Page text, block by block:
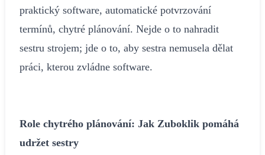
praktický software, automatické potvrzování
termínů, chytré plánování. Nejde o to nahradit
sestru strojem; jde o to, aby sestra nemusela dělat
práci, kterou zvládne software.
Role chytrého plánování: Jak Zuboklik pomáhá
udržet sestry